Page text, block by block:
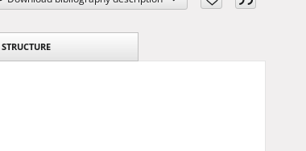
STRUCTURE